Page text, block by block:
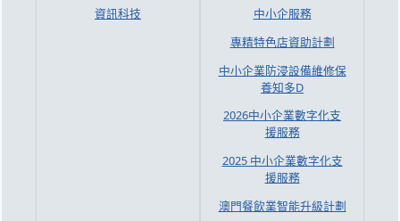
資訊科技
中小企服務
專精特色店資助計劃
中小企業防浸設備維修保
養知多D
2026中小企業數字化支
援服務
2025 中小企業數字化支
援服務
澳門餐飲業智能升級計劃